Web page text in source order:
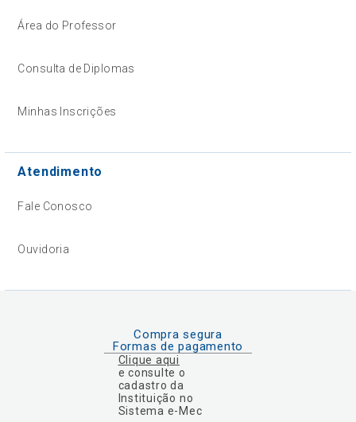
Área do Professor
Consulta de Diplomas
Minhas Inscrições
Atendimento
Fale Conosco
Ouvidoria
Compra segura
Formas de pagamento
Clique aqui
e consulte o
cadastro da
Instituição no
Sistema e-Mec